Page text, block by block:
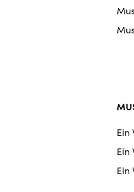
Ein
Ein
Ein